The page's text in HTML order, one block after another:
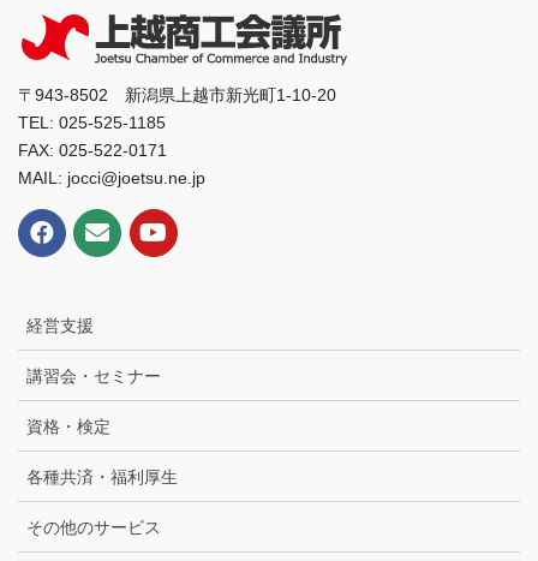
〒943-8502 新潟県上越市新光町1-10-20
TEL: 025-525-1185
FAX: 025-522-0171
MAIL: jocci@joetsu.ne.jp
経営支援
講習会・セミナー
資格・検定
各種共済・福利厚生
その他のサービス